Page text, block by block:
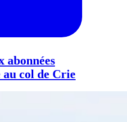
abonnées
au col de Crie